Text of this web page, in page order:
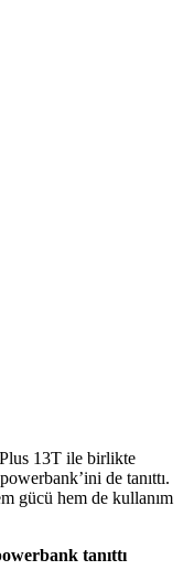
13T ile birlikte
de tanıttı.
gücü hem de kullanım
tanıttı